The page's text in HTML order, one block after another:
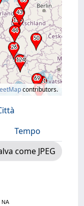
contributors.
Tempo
come JPEG
NA